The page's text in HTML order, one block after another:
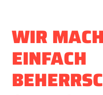
WIR
EINFACH